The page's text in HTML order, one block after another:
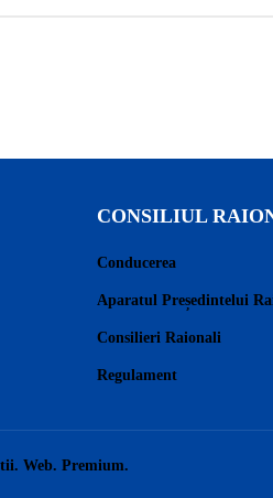
CONSILIUL
Conducerea
Aparatul Președintelui
Consilieri Raionali
Regulament
Web. Premium.